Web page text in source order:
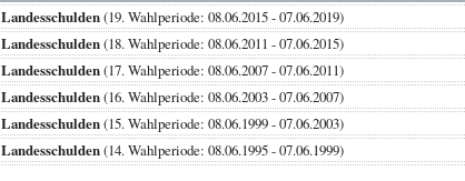
Landesschulden(19. Wahlperiode: 08.06.2015 - 07.06.2019)
Landesschulden(18. Wahlperiode: 08.06.2011 - 07.06.2015)
Landesschulden(17. Wahlperiode: 08.06.2007 - 07.06.2011)
Landesschulden(16. Wahlperiode: 08.06.2003 - 07.06.2007)
Landesschulden(15. Wahlperiode: 08.06.1999 - 07.06.2003)
Landesschulden(14. Wahlperiode: 08.06.1995 - 07.06.1999)